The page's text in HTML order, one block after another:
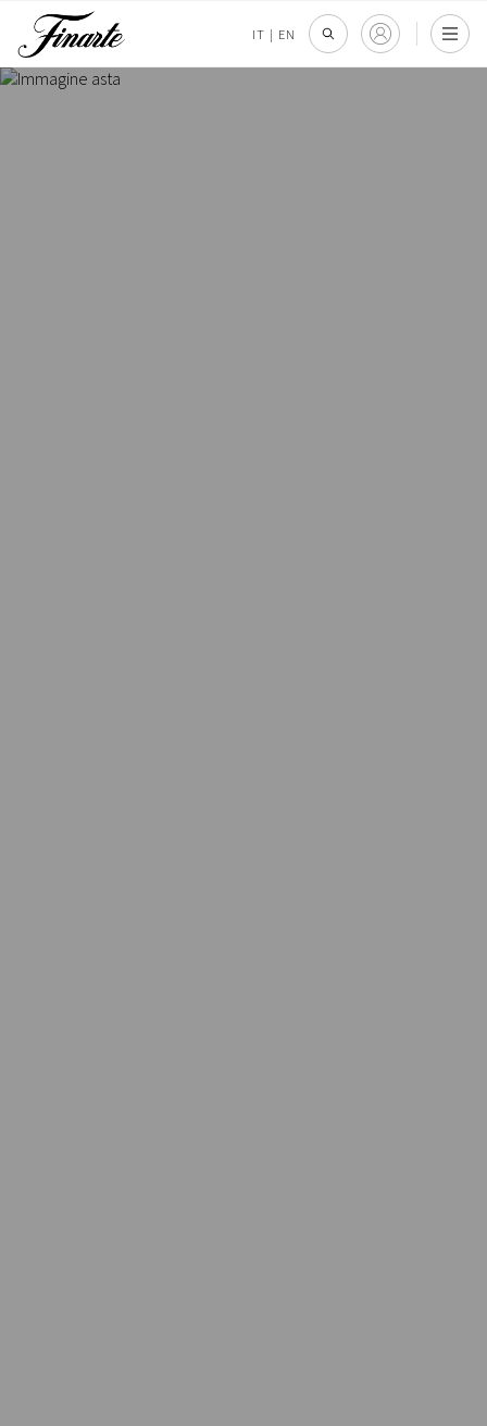
IT | EN